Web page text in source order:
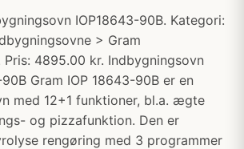
IOP18643-90B. Kategori:
> Gram
4895.00 kr. Indbygningsovn
Gram IOP 18643-90B er en
med 12+1 funktioner, bl.a. ægte
og pizzafunktion. Den er
rengøring med 3 programmer